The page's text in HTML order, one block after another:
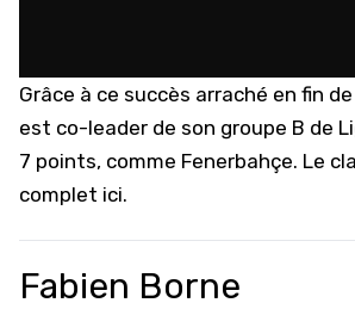
Grâce à ce succès arraché en fin
est co-leader de son groupe B de
7 points, comme Fenerbahçe. Le
complet ici.
Fabien Borne